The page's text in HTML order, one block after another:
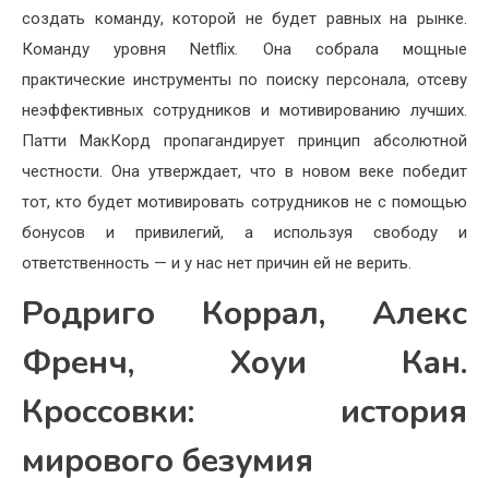
создать команду, которой не будет равных на рынке.
Команду уровня Netflix. Она собрала мощные
практические инструменты по поиску персонала, отсеву
неэффективных сотрудников и мотивированию лучших.
Патти МакКорд пропагандирует принцип абсолютной
честности. Она утверждает, что в новом веке победит
тот, кто будет мотивировать сотрудников не с помощью
бонусов и привилегий, а используя свободу и
ответственность — и у нас нет причин ей не верить.
Родриго Коррал, Алекс
Френч, Хоуи Кан.
Кроссовки: история
мирового безумия